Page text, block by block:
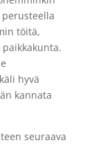
töitä,
hyvä
kannata
seuraava